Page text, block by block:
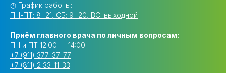
◷ График работы:
ПН-ПТ: 8−21, СБ: 9−20, ВС: выходной
Приём главного врача по личным вопросам:
ПН и ПТ 12:00 — 14:00
+7 (911) 377-37-77
+7 (811) 2 33-11-33